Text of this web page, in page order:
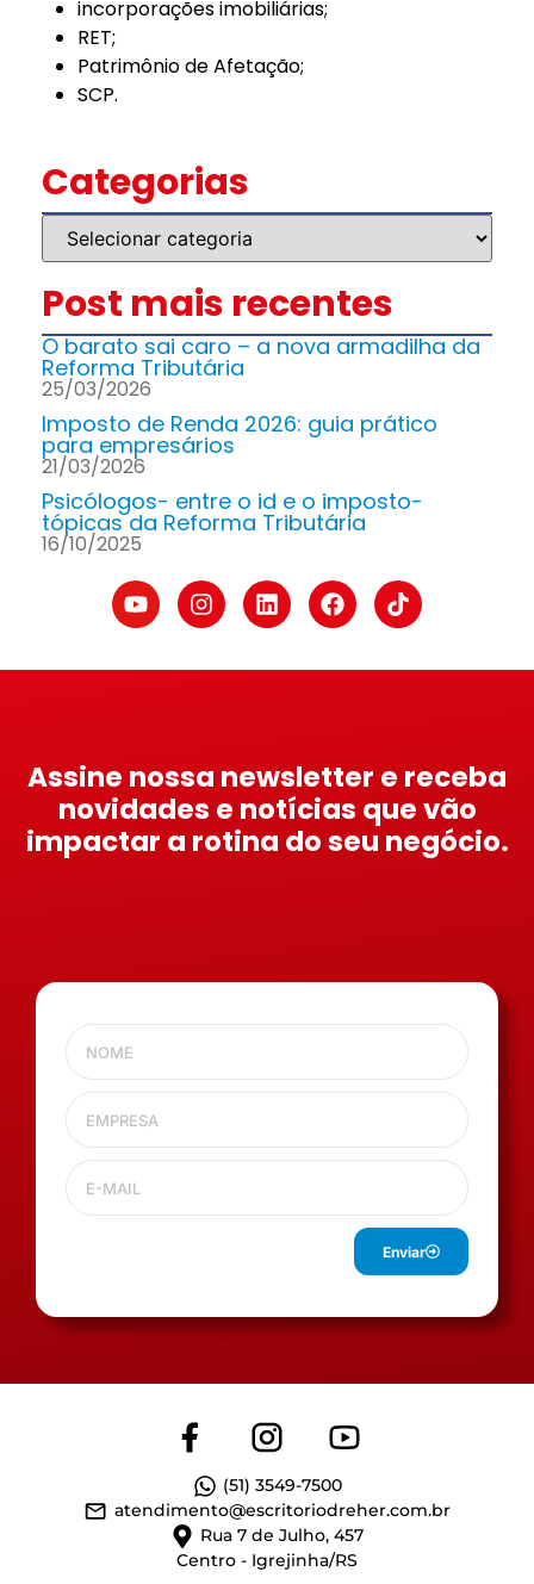
incorporações imobiliárias;
RET;
Patrimônio de Afetação;
SCP.
Categorias
Post mais recentes
O barato sai caro – a nova armadilha da
Reforma Tributária
25/03/2026
Imposto de Renda 2026: guia prático
para empresários
21/03/2026
Psicólogos- entre o id e o imposto-
tópicas da Reforma Tributária
16/10/2025
Assine nossa newsletter e receba
novidades e notícias que vão
impactar a rotina do seu negócio.
Enviar
(51) 3549-7500
atendimento@escritoriodreher.com.br
Rua 7 de Julho, 457
Centro - Igrejinha/RS